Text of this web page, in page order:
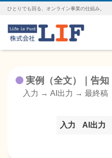
ひとりでも回る、オンライン事業の仕組み。
実例（全文）｜告知
入力 → AI出力 → 最終稿
入力 AI出力